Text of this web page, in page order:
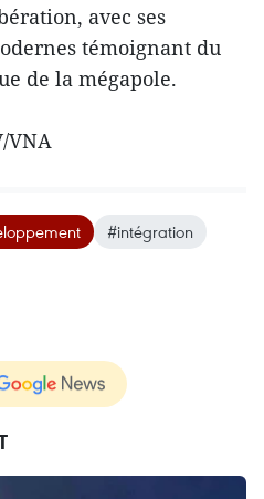
avec ses
témoignant du
de la mégapole.
VNA
#intégration